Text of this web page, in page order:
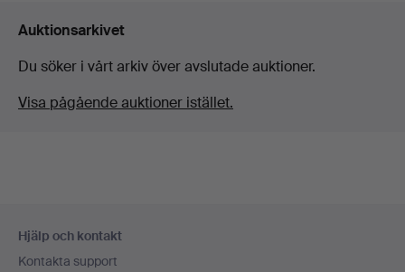
Auktionsarkivet
Du söker i vårt arkiv över avslutade auktioner.
Visa pågående auktioner istället.
Hjälp och kontakt
Kontakta support